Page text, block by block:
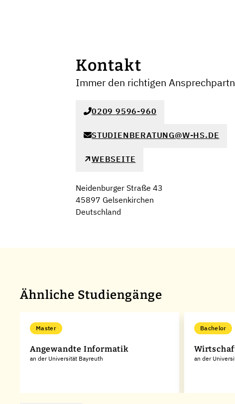
Kontakt
Immer den richtigen
0209 9596-960
STUDIENBERATUNG@W-HS.DE
WEBSEITE
Neidenburger Straße 43
45897 Gelsenkirchen
Deutschland
Ähnliche Studiengänge
Master
Angewandte Informatik
an der Universität Bayreuth
Bachelor
an der